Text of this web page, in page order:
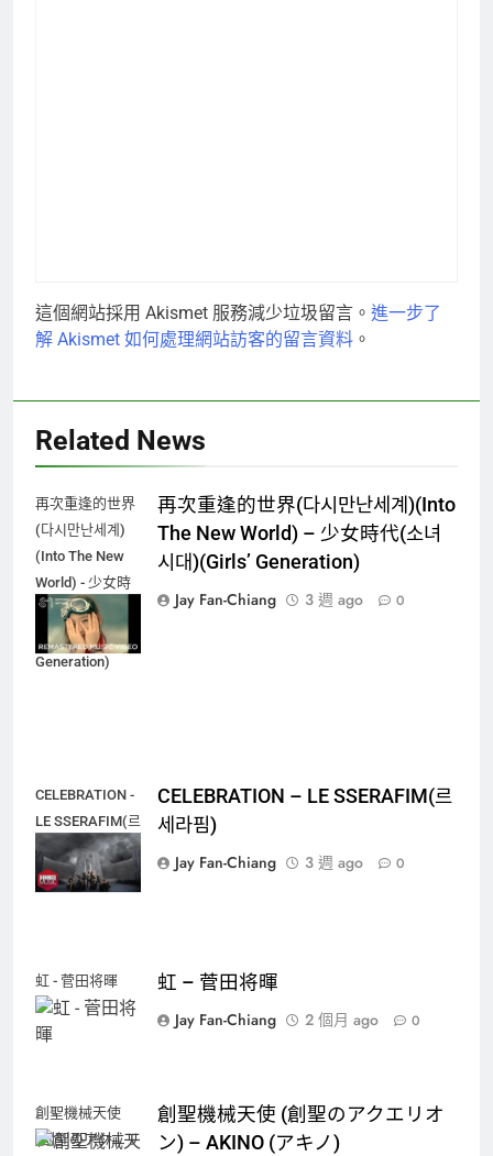
這個網站採用 Akismet 服務減少垃圾留言。 進一步了
解 Akismet 如何處理網站訪客的留言資料 。
Related News
再次重逢的世界
(다시만난세계)
(Into The New
World) - 少女時
代(소녀시대)
(Girls'
Generation)
再次重逢的世界(다시만난세계)(Into
The New World) – 少女時代(소녀
시대)(Girls’ Generation)
Jay Fan-Chiang
3 週 ago 0
CELEBRATION -
LE SSERAFIM(르
세라핌)
CELEBRATION – LE SSERAFIM(르
세라핌)
Jay Fan-Chiang
3 週 ago 0
虹 - 菅田将暉
虹 – 菅田将暉
Jay Fan-Chiang
2 個月 ago 0
創聖機械天使
(創聖のアクエリ
創聖機械天使 (創聖のアクエリオ
ン) – AKINO (アキノ)